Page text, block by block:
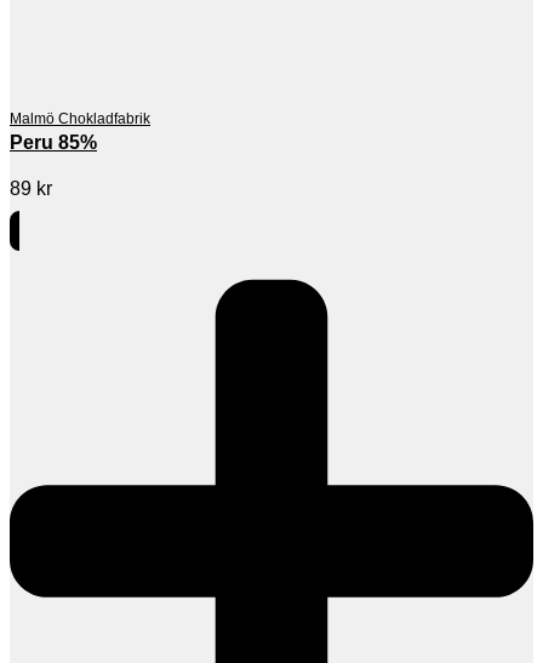
Malmö Chokladfabrik
Peru 85%
89 kr